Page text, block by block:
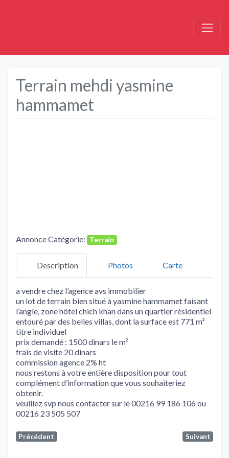
Terrain mehdi yasmine
hammamet
Annonce Catégorie: Terrain
Description Photos Carte
a vendre chez l’agence avs immobilier
un lot de terrain bien situé à yasmine hammamet faisant
l’angle, zone hôtel chich khan dans un quartier résidentiel
entouré par des belles villas, dont la surface est 771 m²
titre individuel
prix demandé : 1500 dinars le m²
frais de visite 20 dinars
commission agence 2% ht
nous restons à votre entière disposition pour tout
complément d’information que vous souhaiteriez
obtenir.
veuillez svp nous contacter sur le 00216 99 186 106 ou
00216 23 505 507
Précédent Suivant